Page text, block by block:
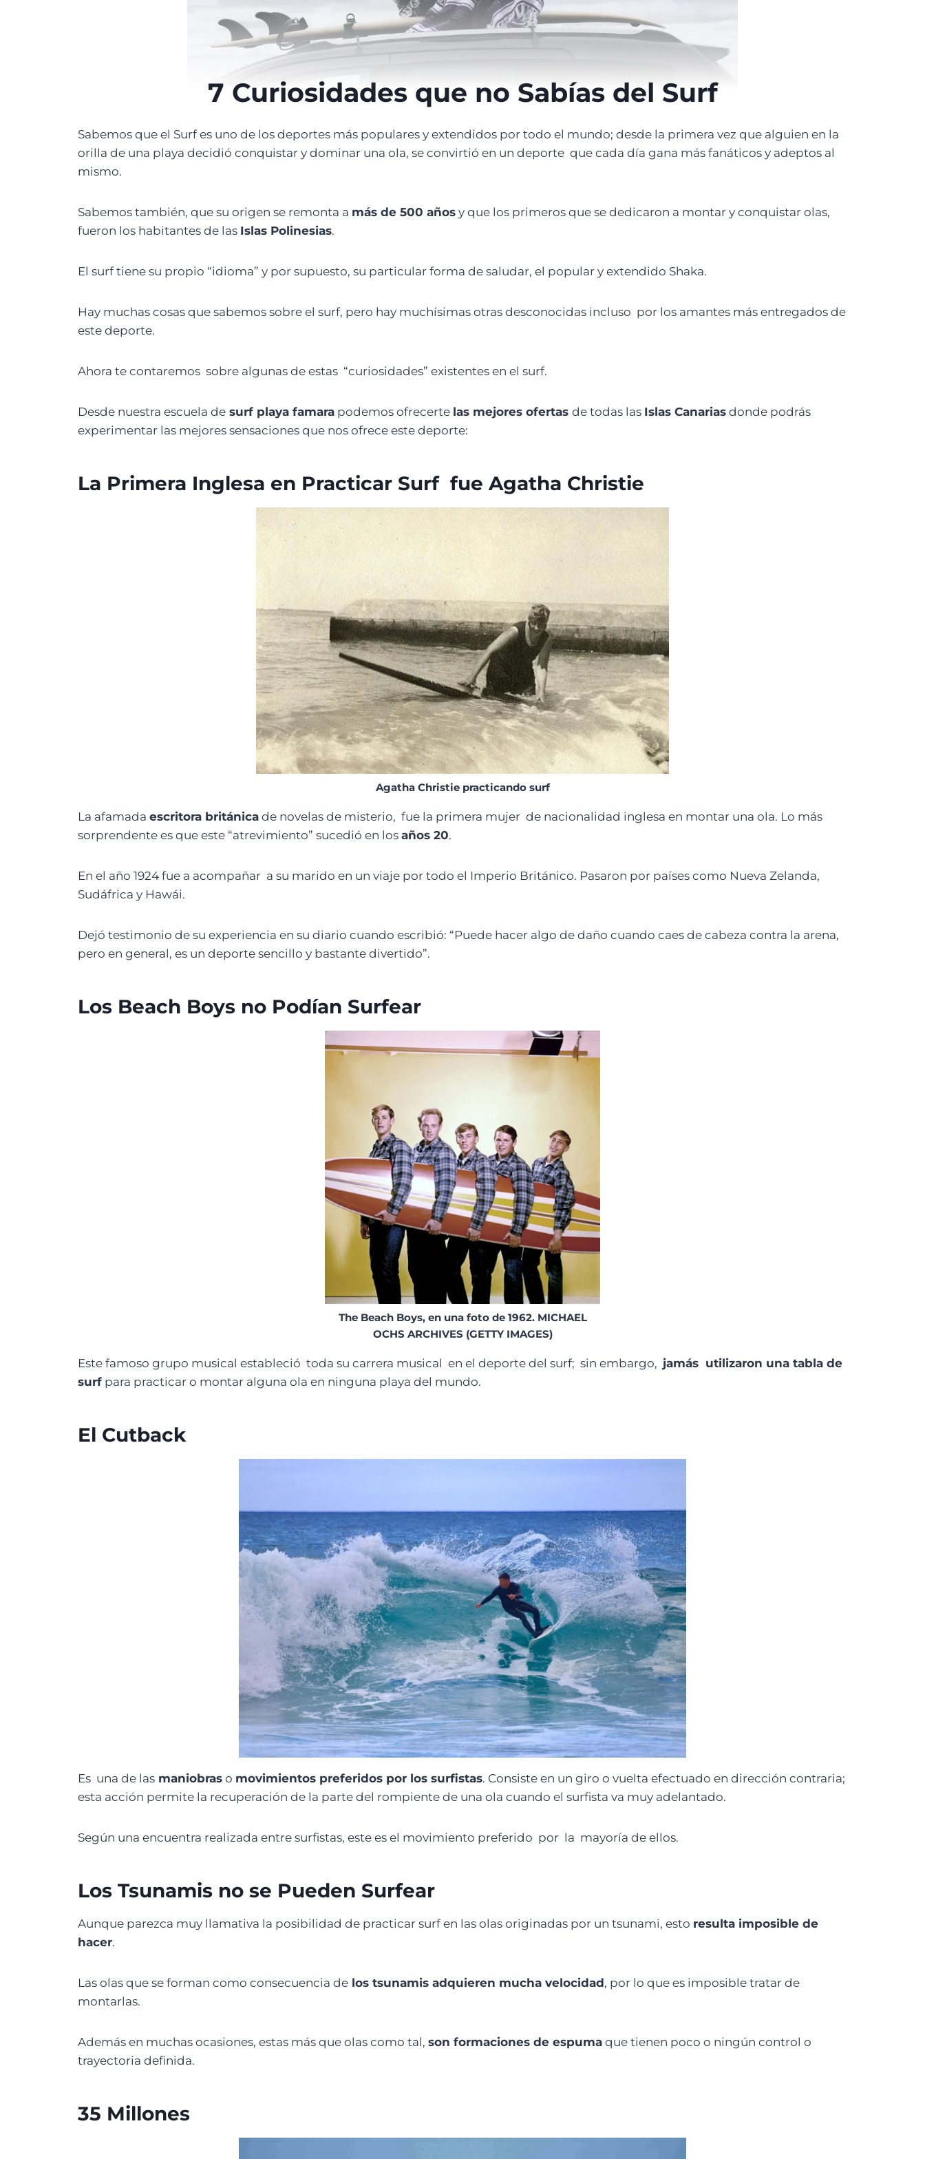
7 Curiosidades que no Sabías del Surf
Sabemos que el Surf es uno de los deportes más populares y extendidos por todo el mundo; desde la primera vez que alguien en la
orilla de una playa decidió conquistar y dominar una ola, se convirtió en un deporte que cada día gana más fanáticos y adeptos al
mismo.
Sabemos también, que su origen se remonta a más de 500 años y que los primeros que se dedicaron a montar y conquistar olas,
fueron los habitantes de las Islas Polinesias.
El surf tiene su propio “idioma” y por supuesto, su particular forma de saludar, el popular y extendido Shaka.
Hay muchas cosas que sabemos sobre el surf, pero hay muchísimas otras desconocidas incluso por los amantes más entregados de
este deporte.
Ahora te contaremos sobre algunas de estas “curiosidades” existentes en el surf.
Desde nuestra escuela de surf playa famara podemos ofrecerte las mejores ofertas de todas las Islas Canarias donde podrás
experimentar las mejores sensaciones que nos ofrece este deporte:
La Primera Inglesa en Practicar Surf fue Agatha Christie
Agatha Christie practicando surf
La afamada escritora británica de novelas de misterio, fue la primera mujer de nacionalidad inglesa en montar una ola. Lo más
sorprendente es que este “atrevimiento” sucedió en los años 20.
En el año 1924 fue a acompañar a su marido en un viaje por todo el Imperio Británico. Pasaron por países como Nueva Zelanda,
Sudáfrica y Hawái.
Dejó testimonio de su experiencia en su diario cuando escribió: “Puede hacer algo de daño cuando caes de cabeza contra la arena,
pero en general, es un deporte sencillo y bastante divertido”.
Los Beach Boys no Podían Surfear
The Beach Boys, en una foto de 1962. MICHAEL
OCHS ARCHIVES (GETTY IMAGES)
Este famoso grupo musical estableció toda su carrera musical en el deporte del surf; sin embargo, jamás utilizaron una tabla de
surf para practicar o montar alguna ola en ninguna playa del mundo.
El Cutback
Es una de las maniobras o movimientos preferidos por los surfistas. Consiste en un giro o vuelta efectuado en dirección contraria;
esta acción permite la recuperación de la parte del rompiente de una ola cuando el surfista va muy adelantado.
Según una encuentra realizada entre surfistas, este es el movimiento preferido por la mayoría de ellos.
Los Tsunamis no se Pueden Surfear
Aunque parezca muy llamativa la posibilidad de practicar surf en las olas originadas por un tsunami, esto resulta imposible de
hacer.
Las olas que se forman como consecuencia de los tsunamis adquieren mucha velocidad, por lo que es imposible tratar de
montarlas.
Además en muchas ocasiones, estas más que olas como tal, son formaciones de espuma que tienen poco o ningún control o
trayectoria definida.
35 Millones